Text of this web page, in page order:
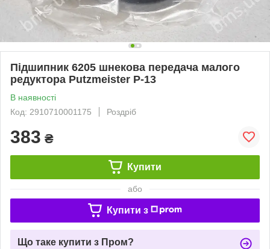
Підшипник 6205 шнекова передача малого
редуктора Putzmeister Р-13
В наявності
Код: 2910710001175
Роздріб
383 ₴
Купити
або
Купити з
Що таке купити з Пром?